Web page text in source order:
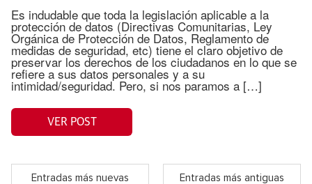
Es indudable que toda la legislación aplicable a la
protección de datos (Directivas Comunitarias, Ley
Orgánica de Protección de Datos, Reglamento de
medidas de seguridad, etc) tiene el claro objetivo de
preservar los derechos de los ciudadanos en lo que se
refiere a sus datos personales y a su
intimidad/seguridad. Pero, si nos paramos a […]
VER POST
Entradas más nuevas Entradas más antiguas